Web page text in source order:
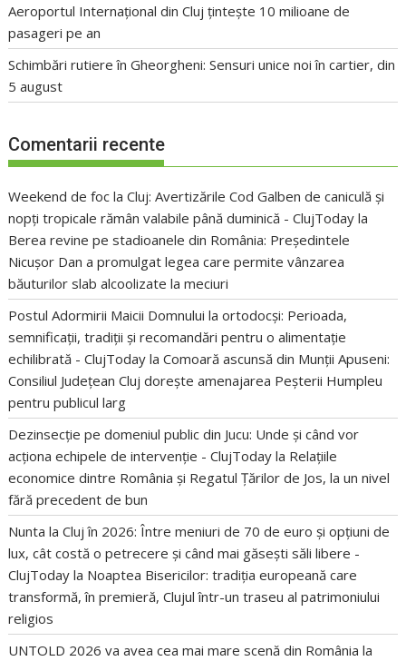
Aeroportul Internațional din Cluj țintește 10 milioane de
pasageri pe an
Schimbări rutiere în Gheorgheni: Sensuri unice noi în cartier, din
5 august
Comentarii recente
Weekend de foc la Cluj: Avertizările Cod Galben de caniculă și
nopți tropicale rămân valabile până duminică - ClujToday la
Berea revine pe stadioanele din România: Președintele
Nicușor Dan a promulgat legea care permite vânzarea
băuturilor slab alcoolizate la meciuri
Postul Adormirii Maicii Domnului la ortodocși: Perioada,
semnificații, tradiții și recomandări pentru o alimentație
echilibrată - ClujToday laComoară ascunsă din Munții Apuseni:
Consiliul Județean Cluj dorește amenajarea Peșterii Humpleu
pentru publicul larg
Dezinsecție pe domeniul public din Jucu: Unde și când vor
acționa echipele de intervenție - ClujToday la Relațiile
economice dintre România și Regatul Țărilor de Jos, la un nivel
fără precedent de bun
Nunta la Cluj în 2026: Între meniuri de 70 de euro și opțiuni de
lux, cât costă o petrecere și când mai găsești săli libere -
ClujToday la Noaptea Bisericilor: tradiția europeană care
transformă, în premieră, Clujul într-un traseu al patrimoniului
religios
UNTOLD 2026 va avea cea mai mare scenă din România la